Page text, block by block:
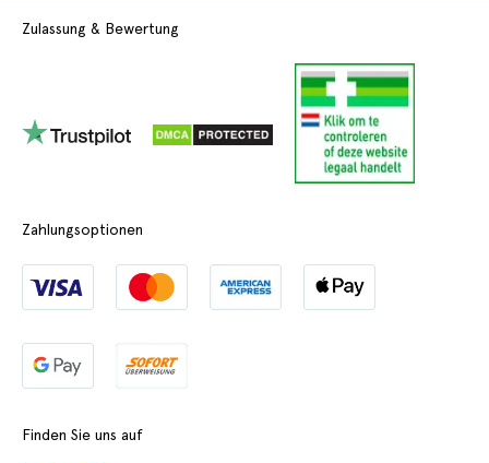
Zulassung & Bewertung
Zahlungsoptionen
Finden Sie uns auf